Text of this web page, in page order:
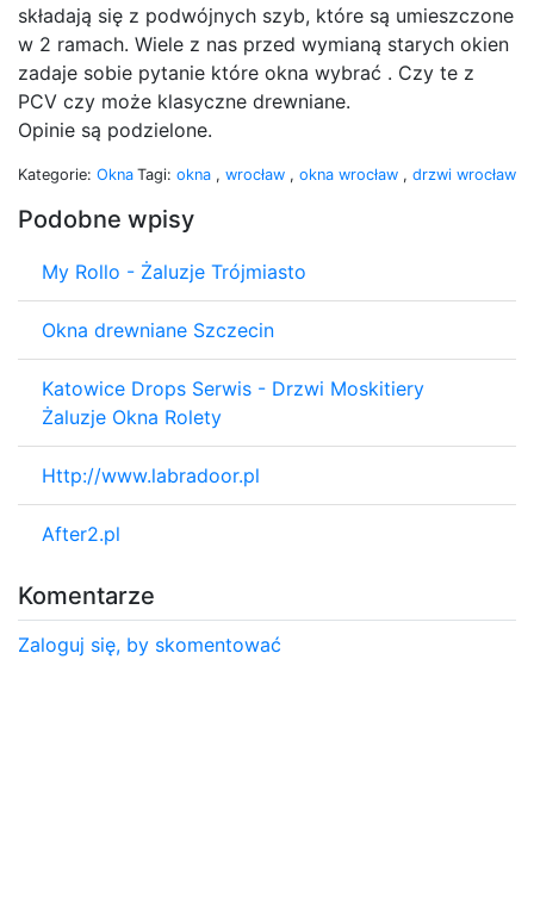
składają się z podwójnych szyb, które są umieszczone
w 2 ramach. Wiele z nas przed wymianą starych okien
zadaje sobie pytanie które okna wybrać . Czy te z
PCV czy może klasyczne drewniane.
Opinie są podzielone.
Kategorie: Okna Tagi: okna , wrocław , okna wrocław , drzwi wrocław
Podobne wpisy
My Rollo - Żaluzje Trójmiasto
Okna drewniane Szczecin
Katowice Drops Serwis - Drzwi Moskitiery
Żaluzje Okna Rolety
Http://www.labradoor.pl
After2.pl
Komentarze
Zaloguj się, by skomentować